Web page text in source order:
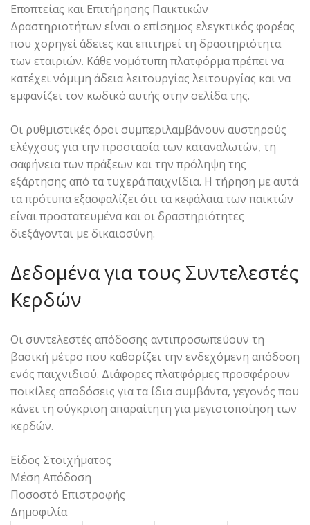
Εποπτείας και Επιτήρησης Παικτικών
Δραστηριοτήτων είναι ο επίσημος ελεγκτικός φορέας
που χορηγεί άδειες και επιτηρεί τη δραστηριότητα
των εταιριών. Κάθε νομότυπη πλατφόρμα πρέπει να
κατέχει νόμιμη άδεια λειτουργίας λειτουργίας και να
εμφανίζει τον κωδικό αυτής στην σελίδα της.
Οι ρυθμιστικές όροι συμπεριλαμβάνουν αυστηρούς
ελέγχους για την προστασία των καταναλωτών, τη
σαφήνεια των πράξεων και την πρόληψη της
εξάρτησης από τα τυχερά παιχνίδια. Η τήρηση με αυτά
τα πρότυπα εξασφαλίζει ότι τα κεφάλαια των παικτών
είναι προστατευμένα και οι δραστηριότητες
διεξάγονται με δικαιοσύνη.
Δεδομένα για τους Συντελεστές
Κερδών
Οι συντελεστές απόδοσης αντιπροσωπεύουν τη
βασική μέτρο που καθορίζει την ενδεχόμενη απόδοση
ενός παιχνιδιού. Διάφορες πλατφόρμες προσφέρουν
ποικίλες αποδόσεις για τα ίδια συμβάντα, γεγονός που
κάνει τη σύγκριση απαραίτητη για μεγιστοποίηση των
κερδών.
Είδος Στοιχήματος
Μέση Απόδοση
Ποσοστό Επιστροφής
Δημοφιλία